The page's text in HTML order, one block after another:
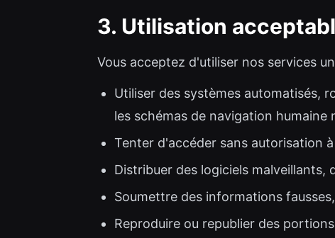
3. Utilisation
Vous acceptez d'utiliser nos services
Utiliser des systèmes automatisés,
les schémas de navigation humaine
Tenter d'accéder sans autorisation
Distribuer des logiciels malveillants,
Soumettre des informations
Reproduire ou republier des